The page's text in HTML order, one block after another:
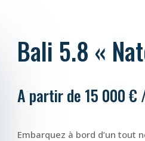
Bali 5.8 «
A partir de 15 000 €
Embarquez à bord d’un tout